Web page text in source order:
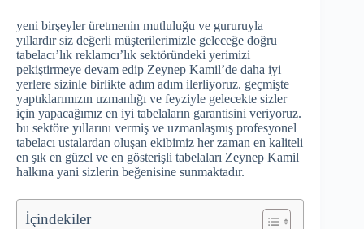
yeni birşeyler üretmenin mutluluğu ve gururuyla
yıllardır siz değerli müşterilerimizle geleceğe doğru
tabelacı’lık reklamcı’lık sektöründeki yerimizi
pekiştirmeye devam edip Zeynep Kamil’de daha iyi
yerlere sizinle birlikte adım adım ilerliyoruz. geçmişte
yaptıklarımızın uzmanlığı ve feyziyle gelecekte sizler
için yapacağımız en iyi tabelaların garantisini veriyoruz.
bu sektöre yıllarını vermiş ve uzmanlaşmış profesyonel
tabelacı ustalardan oluşan ekibimiz her zaman en kaliteli
en şık en güzel ve en gösterişli tabelaları Zeynep Kamil
halkına yani sizlerin beğenisine sunmaktadır.
İçindekiler